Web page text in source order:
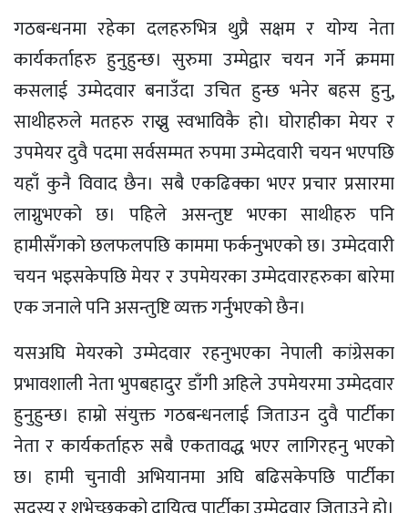
गठबन्धनमा रहेका दलहरुभित्र थुप्रै सक्षम र योग्य नेता
कार्यकर्ताहरु हुनुहुन्छ। सुरुमा उम्मेद्वार चयन गर्ने क्रममा
कसलाई उम्मेदवार बनाउँदा उचित हुन्छ भनेर बहस हुनु,
साथीहरुले मतहरु राख्नु स्वभाविकै हो। घोराहीका मेयर र
उपमेयर दुवै पदमा सर्वसम्मत रुपमा उम्मेदवारी चयन भएपछि
यहाँ कुनै विवाद छैन। सबै एकढिक्का भएर प्रचार प्रसारमा
लाग्नुभएको छ। पहिले असन्तुष्ट भएका साथीहरु पनि
हामीसँगको छलफलपछि काममा फर्कनुभएको छ। उम्मेदवारी
चयन भइसकेपछि मेयर र उपमेयरका उम्मेदवारहरुका बारेमा
एक जनाले पनि असन्तुष्टि व्यक्त गर्नुभएको छैन।
यसअघि मेयरको उम्मेदवार रहनुभएका नेपाली कांग्रेसका
प्रभावशाली नेता भुपबहादुर डाँगी अहिले उपमेयरमा उम्मेदवार
हुनुहुन्छ। हाम्रो संयुक्त गठबन्धनलाई जिताउन दुवै पार्टीका
नेता र कार्यकर्ताहरु सबै एकतावद्ध भएर लागिरहनु भएको
छ। हामी चुनावी अभियानमा अघि बढिसकेपछि पार्टीका